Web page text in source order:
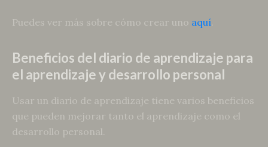
Puedes ver más sobre cómo crear uno aquí
Beneficios del diario de aprendizaje para
el aprendizaje y desarrollo personal
Usar un diario de aprendizaje tiene varios beneficios
que pueden mejorar tanto el aprendizaje como el
desarrollo personal.